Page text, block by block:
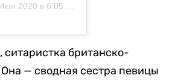
2020 в 6:05 PDT
ситаристка британско-
— сводная сестра певицы